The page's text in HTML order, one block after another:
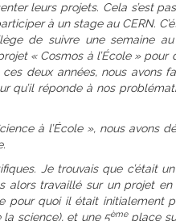
leurs projets. Cela s’est
à un stage au CERN.
de suivre une semaine
« Cosmos à l’École » pour
deux années, nous avons
qu’il réponde à nos
à l’École », nous avons
Je trouvais que c’était
travaillé sur un projet en
quoi il était initialement
science), et une 5èmeplace